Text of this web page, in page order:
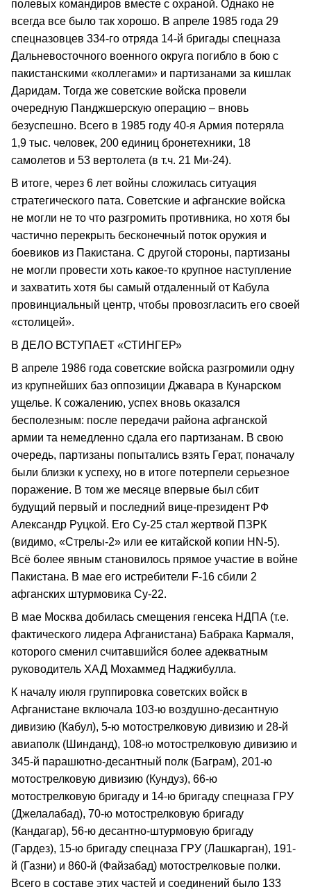
полевых командиров вместе с охраной. Однако не
всегда все было так хорошо. В апреле 1985 года 29
спецназовцев 334-го отряда 14-й бригады спецназа
Дальневосточного военного округа погибло в бою с
пакистанскими «коллегами» и партизанами за кишлак
Даридам. Тогда же советские войска провели
очередную Панджшерскую операцию – вновь
безуспешно. Всего в 1985 году 40-я Армия потеряла
1,9 тыс. человек, 200 единиц бронетехники, 18
самолетов и 53 вертолета (в т.ч. 21 Ми-24).
В итоге, через 6 лет войны сложилась ситуация
стратегического пата. Советские и афганские войска
не могли не то что разгромить противника, но хотя бы
частично перекрыть бесконечный поток оружия и
боевиков из Пакистана. С другой стороны, партизаны
не могли провести хоть какое-то крупное наступление
и захватить хотя бы самый отдаленный от Кабула
провинциальный центр, чтобы провозгласить его своей
«столицей».
В ДЕЛО ВСТУПАЕТ «СТИНГЕР»
В апреле 1986 года советские войска разгромили одну
из крупнейших баз оппозиции Джавара в Кунарском
ущелье. К сожалению, успех вновь оказался
бесполезным: после передачи района афганской
армии та немедленно сдала его партизанам. В свою
очередь, партизаны попытались взять Герат, поначалу
были близки к успеху, но в итоге потерпели серьезное
поражение. В том же месяце впервые был сбит
будущий первый и последний вице-президент РФ
Александр Руцкой. Его Су-25 стал жертвой ПЗРК
(видимо, «Стрелы-2» или ее китайской копии HN-5).
Всё более явным становилось прямое участие в войне
Пакистана. В мае его истребители F-16 сбили 2
афганских штурмовика Су-22.
В мае Москва добилась смещения генсека НДПА (т.е.
фактического лидера Афганистана) Бабрака Кармаля,
которого сменил считавшийся более адекватным
руководитель ХАД Мохаммед Наджибулла.
К началу июля группировка советских войск в
Афганистане включала 103-ю воздушно-десантную
дивизию (Кабул), 5-ю мотострелковую дивизию и 28-й
авиаполк (Шинданд), 108-ю мотострелковую дивизию и
345-й парашютно-десантный полк (Баграм), 201-ю
мотострелковую дивизию (Кундуз), 66-ю
мотострелковую бригаду и 14-ю бригаду спецназа ГРУ
(Джелалабад), 70-ю мотострелковую бригаду
(Кандагар), 56-ю десантно-штурмовую бригаду
(Гардез), 15-ю бригаду спецназа ГРУ (Лашкарган), 191-
й (Газни) и 860-й (Файзабад) мотострелковые полки.
Всего в составе этих частей и соединений было 133